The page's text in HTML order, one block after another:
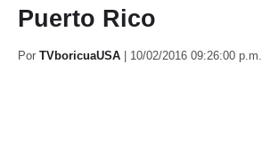
Puerto Rico
Por TVboricuaUSA 10/02/2016 09:26:00 p.m.